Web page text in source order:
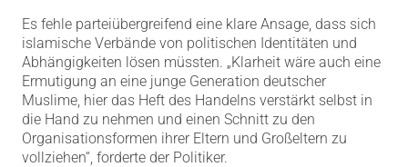
Es fehle parteiübergreifend eine klare Ansage, dass sich
islamische Verbände von politischen Identitäten und
Abhängigkeiten lösen müssten. „Klarheit wäre auch eine
Ermutigung an eine junge Generation deutscher
Muslime, hier das Heft des Handelns verstärkt selbst in
die Hand zu nehmen und einen Schnitt zu den
Organisationsformen ihrer Eltern und Großeltern zu
vollziehen“, forderte der Politiker.